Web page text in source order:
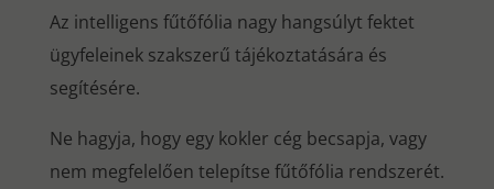
Az intelligens fűtőfólia nagy hangsúlyt fektet
ügyfeleinek szakszerű tájékoztatására és
segítésére.
Ne hagyja, hogy egy kokler cég becsapja, vagy
nem megfelelően telepítse fűtőfólia rendszerét.